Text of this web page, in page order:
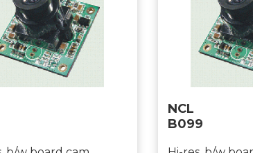
NCL
B099